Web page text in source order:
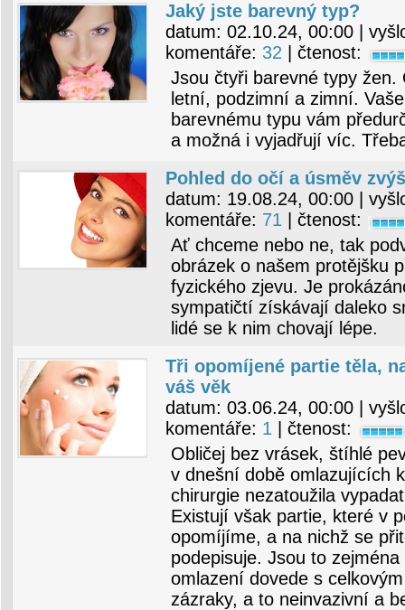
Jaký jste barevný typ?
datum: 02.10.24, 00:00 |
komentáře: 32 | čtenost:
Jsou čtyři barevné typy
letní, podzimní a zimní.
barevnému typu vám
a možná i vyjadřují víc.
Pohled do očí a úsměv
datum: 19.08.24, 00:00 |
komentáře: 71 | čtenost:
Ať chceme nebo ne, tak
obrázek o našem protějšku
fyzického zjevu. Je
sympatičtí získávají daleko
lidé se k nim chovají lépe.
Tři opomíjené partie těla,
váš věk
datum: 03.06.24, 00:00 |
komentáře: 1 | čtenost:
Obličej bez vrásek, štíhlé
v dnešní době omlazujících
chirurgie nezatoužila
Existují však partie, které v
opomíjíme, a na nichž se
podepisuje. Jsou to
omlazení dovede s
zázraky, a to neinvazivní a